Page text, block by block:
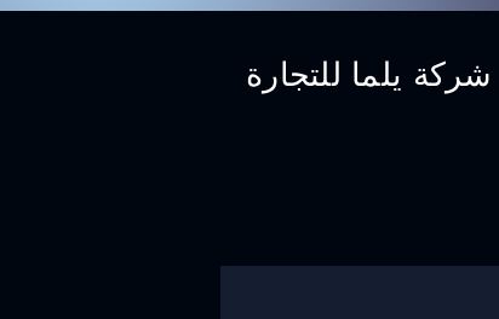
شركة يلما للتجارة